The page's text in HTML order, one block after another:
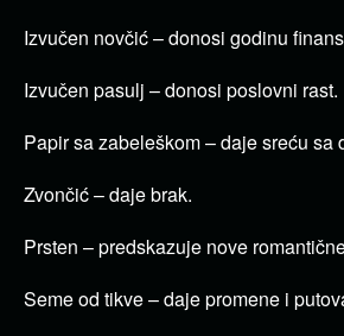
Izvučen novčić – donosi godinu
Izvučen pasulj – donosi poslovni rast.
Papir sa zabeleškom – daje sreću sa
Zvončić – daje brak.
Prsten – predskazuje nove
Seme od tikve – daje promene i